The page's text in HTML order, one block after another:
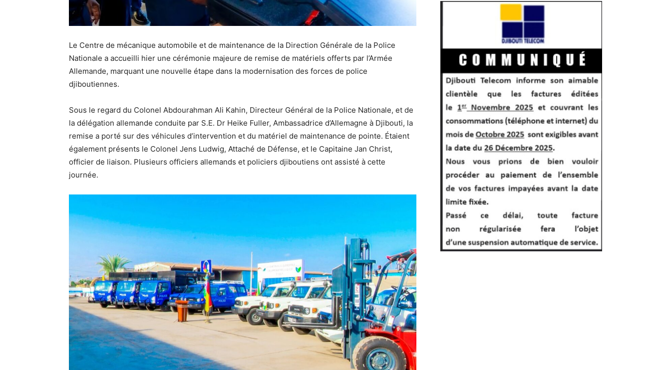
Le Centre de mécanique automobile et de maintenance de la Direction Générale de la Police
Nationale a accueilli hier une cérémonie majeure de remise de matériels offerts par l’Armée
Allemande, marquant une nouvelle étape dans la modernisation des forces de police
djiboutiennes.
Sous le regard du Colonel Abdourahman Ali Kahin, Directeur Général de la Police Nationale, et de
la délégation allemande conduite par S.E. Dr Heike Fuller, Ambassadrice d’Allemagne à Djibouti, la
remise a porté sur des véhicules d’intervention et du matériel de maintenance de pointe. Étaient
également présents le Colonel Jens Ludwig, Attaché de Défense, et le Capitaine Jan Christ,
officier de liaison. Plusieurs officiers allemands et policiers djiboutiens ont assisté à cette
journée.